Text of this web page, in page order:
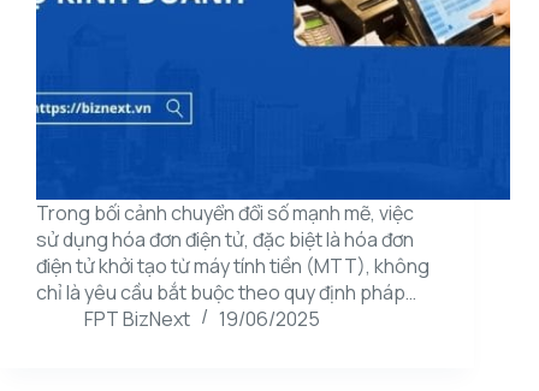
Trong bối cảnh chuyển đổi số mạnh mẽ, việc
sử dụng hóa đơn điện tử, đặc biệt là hóa đơn
điện tử khởi tạo từ máy tính tiền (MTT), không
chỉ là yêu cầu bắt buộc theo quy định pháp…
FPT BizNext
19/06/2025